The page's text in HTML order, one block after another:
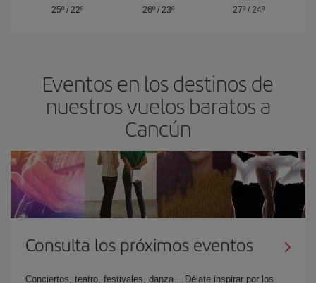
25º/ 22º
26º/ 23º
27º /24º
Eventos en los destinos de
nuestros vuelos baratos a
Cancún
Consulta los próximos eventos
Conciertos, teatro, festivales, danza... Déjate inspirar por los